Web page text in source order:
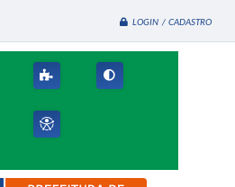
LOGIN / CADASTRO